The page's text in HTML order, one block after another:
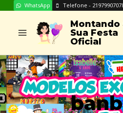
Skip
content
WhatsApp Telefone -
Montando
Sua Festa
Oficial